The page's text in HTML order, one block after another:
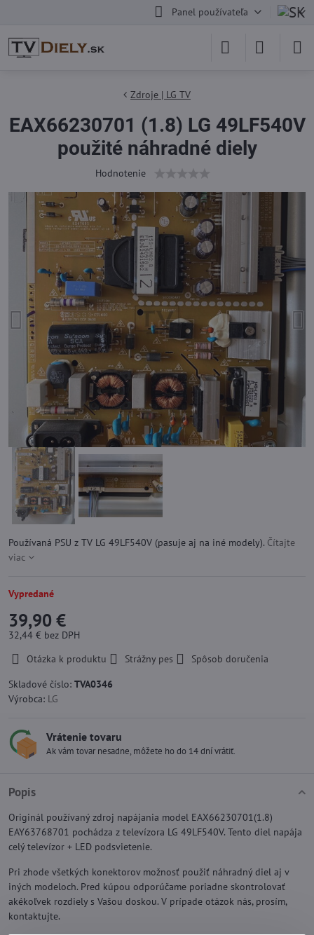
Panel používateľa
Zdroje | LG TV
EAX66230701 (1.8) LG 49LF540V
použité náhradné diely
Hodnotenie
Používaná PSU z TV LG 49LF540V (pasuje aj na iné modely). Čítajte
viac
Vypredané
39,90 €
32,44 € bez DPH
Otázka k produktu
Strážny pes
Spôsob doručenia
Skladové číslo: TVA0346
Výrobca: LG
Vrátenie tovaru
Ak vám tovar nesadne, môžete ho do 14 dní vrátiť.
Popis
Originál používaný zdroj napájania model EAX66230701(1.8)
EAY63768701 pochádza z televízora LG 49LF540V. Tento diel napája
celý televízor + LED podsvietenie.
Pri zhode všetkých konektorov možnosť použiť náhradný diel aj v
iných modeloch. Pred kúpou odporúčame poriadne skontrolovať
akékoľvek rozdiely s Vašou doskou. V prípade otázok nás, prosím,
kontaktujte.